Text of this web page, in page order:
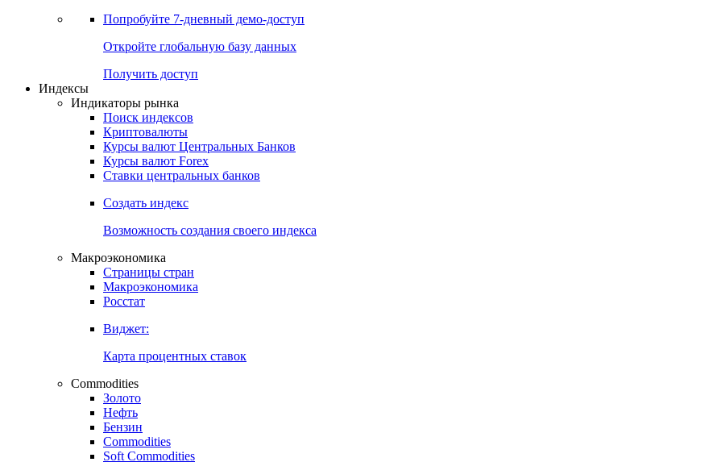
Попробуйте 7-дневный демо-доступ
Откройте глобальную базу данных
Получить доступ
Индексы
Индикаторы рынка
Поиск индексов
Криптовалюты
Курсы валют Центральных Банков
Курсы валют Forex
Ставки центральных банков
Создать индекс
Возможность создания своего индекса
Макроэкономика
Страницы стран
Макроэкономика
Росстат
Виджет:
Карта процентных ставок
Commodities
Золото
Нефть
Бензин
Commodities
Soft Commodities